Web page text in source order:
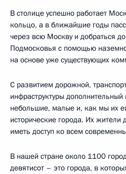
В столице успешно работает
кольцо, а в ближайшие годы
через всю Москву и добраться
Подмосковья с помощью
на основе уже существующих
С развитием дорожной,
инфраструктуры дополнительный
небольшие, малые и, как мы их
исторические города. Их
иметь доступ ко всем
В нашей стране около 1100
девятисот – это города, в